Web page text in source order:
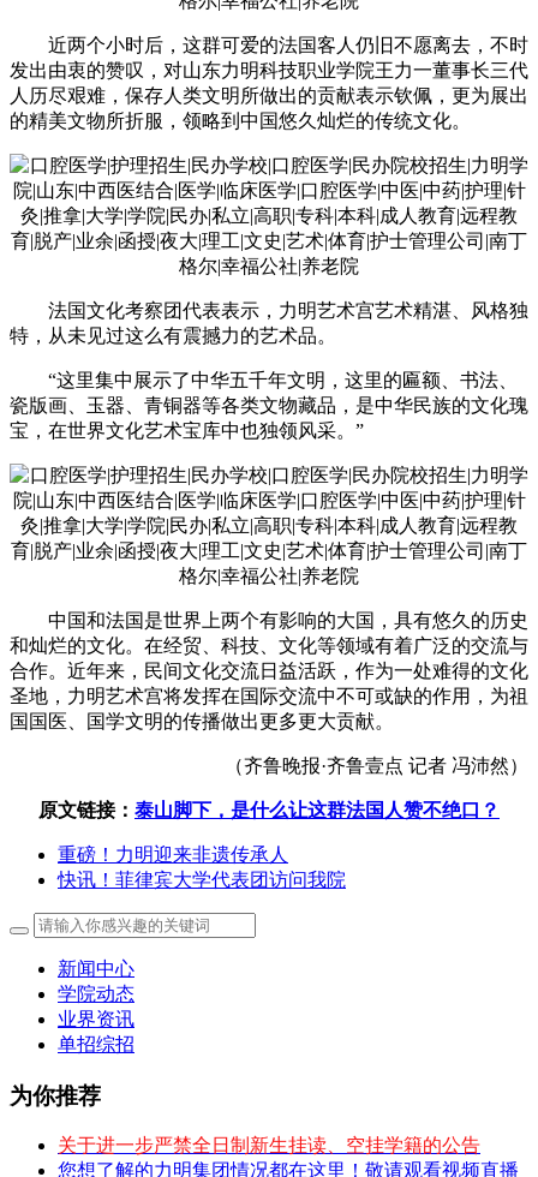
近两个小时后，这群可爱的法国客人仍旧不愿离去，不时
发出由衷的赞叹，对山东力明科技职业学院王力一董事长三代
人历尽艰难，保存人类文明所做出的贡献表示钦佩，更为展出
的精美文物所折服，领略到中国悠久灿烂的传统文化。
法国文化考察团代表表示，力明艺术宫艺术精湛、风格独
特，从未见过这么有震撼力的艺术品。
“这里集中展示了中华五千年文明，这里的匾额、书法、
瓷版画、玉器、青铜器等各类文物藏品，是中华民族的文化瑰
宝，在世界文化艺术宝库中也独领风采。”
中国和法国是世界上两个有影响的大国，具有悠久的历史
和灿烂的文化。在经贸、科技、文化等领域有着广泛的交流与
合作。近年来，民间文化交流日益活跃，作为一处难得的文化
圣地，力明艺术宫将发挥在国际交流中不可或缺的作用，为祖
国国医、国学文明的传播做出更多更大贡献。
（齐鲁晚报·齐鲁壹点 记者 冯沛然）
原文链接： 泰山脚下，是什么让这群法国人赞不绝口？
重磅！力明迎来非遗传承人
快讯！菲律宾大学代表团访问我院
新闻中心
学院动态
业界资讯
单招综招
为你推荐
关于进一步严禁全日制新生挂读、空挂学籍的公告
您想了解的力明集团情况都在这里！敬请观看视频直播